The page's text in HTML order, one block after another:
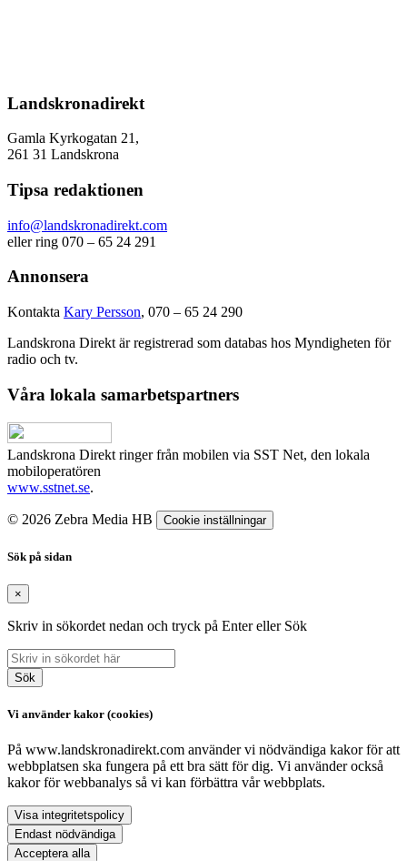
Landskronadirekt
Gamla Kyrkogatan 21,
261 31 Landskrona
Tipsa redaktionen
info@landskronadirekt.com
eller ring 070 – 65 24 291
Annonsera
Kontakta Kary Persson, 070 – 65 24 290
Landskrona Direkt är registrerad som databas hos Myndigheten för
radio och tv.
Våra lokala samarbetspartners
Landskrona Direkt ringer från mobilen via SST Net, den lokala
mobiloperatören
www.sstnet.se.
© 2026 Zebra Media HB Cookie inställningar
Sök på sidan
×
Skriv in sökordet nedan och tryck på Enter eller Sök
Sök
Vi använder kakor (cookies)
På www.landskronadirekt.com använder vi nödvändiga kakor för att
webbplatsen ska fungera på ett bra sätt för dig. Vi använder också
kakor för webbanalys så vi kan förbättra vår webbplats.
Visa integritetspolicy
Endast nödvändiga
Acceptera alla